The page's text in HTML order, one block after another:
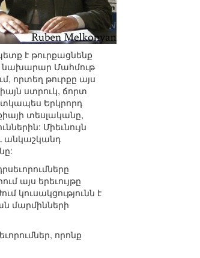
է թուրքացնենք
նախարար Մահմութ
որտեղ թուրքը այս
ստրուկ, ճորտ
Երկրորդ
տեսլականը,
Միեւնույն
անկաշկանդ
այս երեւույթը
կուսակցությունն է
մարմինների
որոնք